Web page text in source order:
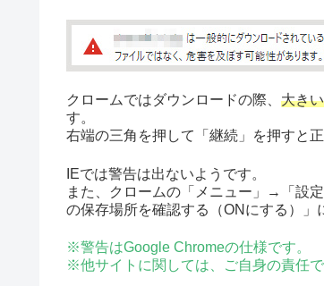
クロームではダウンロードの際、 大き
す。
右端の三角を押して「継続」を押すと
IEでは警告は出ないようです。
また、クロームの「メニュー」→「設
の保存場所を確認する（ONにする）」
※警告はGoogle Chromeの仕様です。
※他サイトに関しては、ご自身の責任